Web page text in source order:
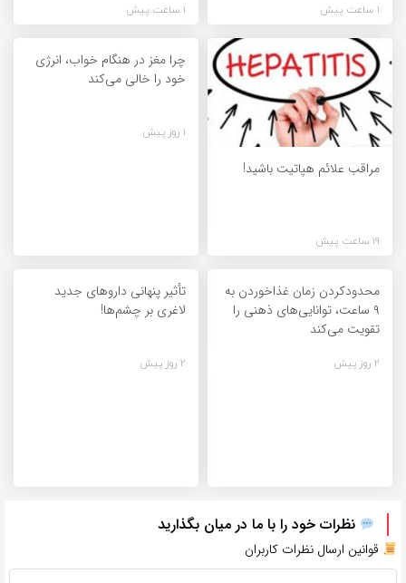
1 ساعت پیش 1 ساعت پیش
مراقب علائم هپاتیت باشید!
19 ساعت پیش
چرا مغز در هنگام خواب، انرژی
خود را خالی می‌کند
1 روز پیش
محدودکردن زمان غذاخوردن به
۹ ساعت، توانایی‌های ذهنی را
تقویت می‌کند
2 روز پیش
تأثیر پنهانی داروهای جدید
لاغری بر چشم‌ها!
2 روز پیش
نظرات خود را با ما در میان بگذارید
قوانین ارسال نظرات کاربران